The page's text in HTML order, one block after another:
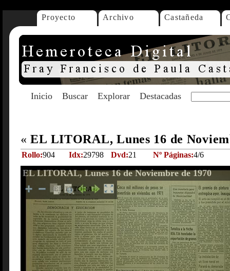
Proyecto Archivo Castañeda
Inicio Buscar Explorar Destacadas
« EL LITORAL, Lunes 16 de
Rollo:904 Idx:29798 Dvd:21 Nº Páginas:4/6
EL LITORAL, Lunes 16 de Noviembre de 1970